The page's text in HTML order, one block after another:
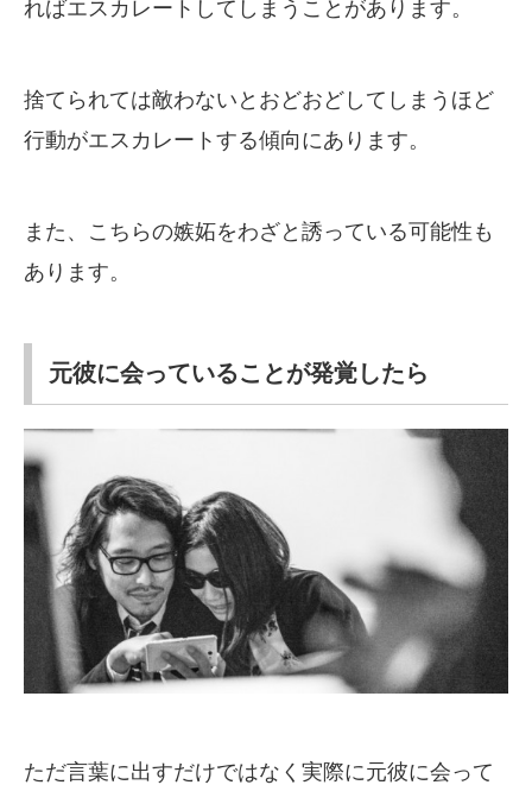
ればエスカレートしてしまうことがあります。
捨てられては敵わないとおどおどしてしまうほど
行動がエスカレートする傾向にあります。
また、こちらの嫉妬をわざと誘っている可能性も
あります。
元彼に会っていることが発覚したら
ただ言葉に出すだけではなく実際に元彼に会って